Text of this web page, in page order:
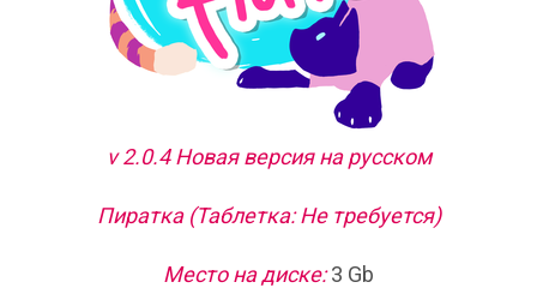
v 2.0.4 Новая версия на русском
Пиратка (Таблетка: Не требуется)
Место на диске:3 Gb